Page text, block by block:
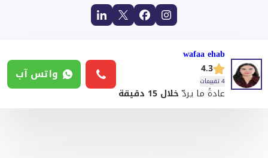
wafaa ehab
4.3
4 تقييمات
عادةً ما يردّخلال 15 دقيقة
واتس آب